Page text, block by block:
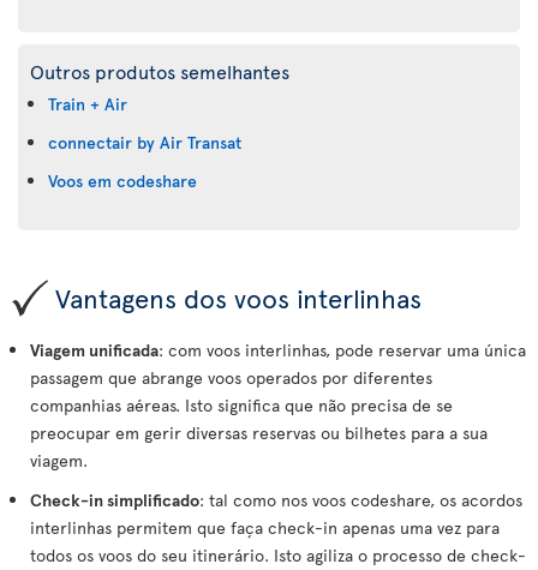
Outros produtos semelhantes
Train + Air
connectair by Air Transat
Voos em codeshare
Vantagens dos voos interlinhas
Viagem unificada: com voos interlinhas, pode reservar uma única
passagem que abrange voos operados por diferentes
companhias aéreas. Isto significa que não precisa de se
preocupar em gerir diversas reservas ou bilhetes para a sua
viagem.
Check-in simplificado: tal como nos voos codeshare, os acordos
interlinhas permitem que faça check-in apenas uma vez para
todos os voos do seu itinerário. Isto agiliza o processo de check-